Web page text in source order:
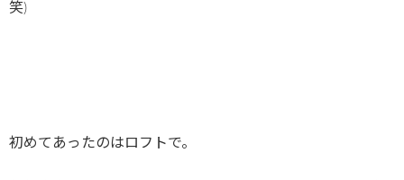
笑)
初めてあったのはロフトで。